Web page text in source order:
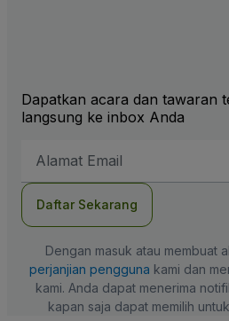
Dapatkan acara dan tawaran
langsung ke inbox Anda
Email
Daftar Sekarang
Dengan masuk atau membuat
perjanjian pengguna kami dan
kami. Anda dapat menerima
kapan saja dapat memilih